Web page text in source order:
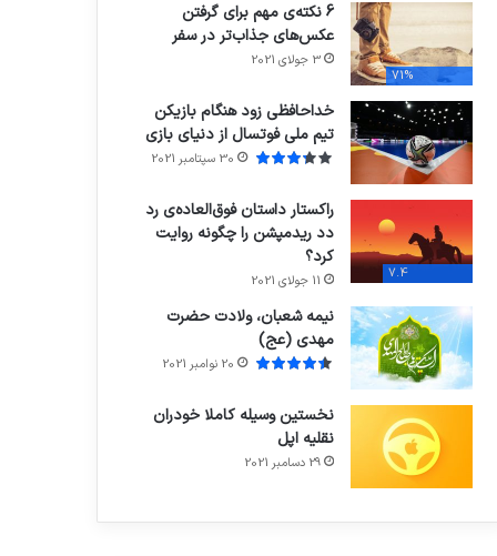
71%
6 نکته‌ی مهم برای گرفتن
عکس‌های جذاب‌تر در سفر
3 جولای 2021
خداحافظی زود هنگام بازیکن
تیم ملی فوتسال از دنیای بازی
30 سپتامبر 2021
7.4
راکستار داستان فوق‌العاده‌ی رد
دد ریدمپشن را چگونه روایت
کرد؟
11 جولای 2021
نیمه شعبان، ولادت حضرت
مهدی (عج)
20 نوامبر 2021
نخستین وسیله کاملا خودران
نقلیه اپل
29 دسامبر 2021